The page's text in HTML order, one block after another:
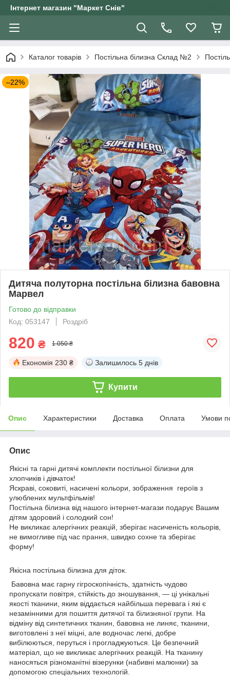
Інтернет магазин "Маркет Снів"
Каталог товарів Постільна білизна Склад №2
–22%
Дитяча полуторна постільна білизна бавовна
Марвел
Готово до відправки
Код: 053147
Роздріб
820 ₴ 1 050 ₴
Економія 230 ₴ Залишилось 5 днів
Купити
Опис Характеристики Доставка Оплата Умови
Опис
Якісні та гарні дитячі комплекти постільної білизни для
хлопчиків і дівчаток!
Яскраві, соковиті, насичені кольори, зображення героїв з
улюблених мультфільмів!
Постільна білизна від нашого інтернет-магази подарує Вашим
дітям здоровий і солодкий сон!
Не викликає алергічних реакцій, зберігає насиченість кольорів,
не вимогливе під час прання, швидко сохне та зберігає
форму!
Якісна постільна білизна для діток.
Бавовна має гарну гігроскопічність, здатність чудово
пропускати повітря, стійкість до зношування, — ці унікальні
якості тканини, яким віддається найбільша перевага і які є
незамінними для пошиття дитячої та білизняної групи. На
відміну від синтетичних тканин, бавовна не линяє, тканини,
виготовлені з неї міцні, але водночас легкі, добре
вибілюються, перуться і прогладжуються. Це безпечний
матеріал, що не викликає алергічних реакцій. На тканину
наносяться різноманітні візерунки (набивні малюнки) за
допомогою спеціальних технологій.